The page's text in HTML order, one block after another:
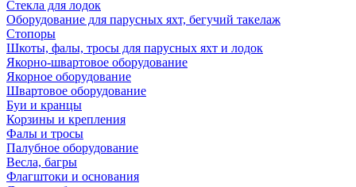
Стекла для лодок
Оборудование для парусных яхт, бегучий такелаж
Стопоры
Шкоты, фалы, тросы для парусных яхт и лодок
Якорно-швартовое оборудование
Якорное оборудование
Швартовое оборудование
Буи и кранцы
Корзины и крепления
Фалы и тросы
Палубное оборудование
Весла, багры
Флагштоки и основания